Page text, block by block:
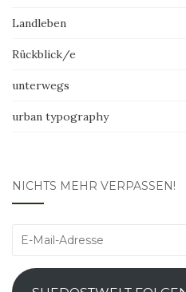
Landleben
Rückblick/e
unterwegs
urban typography
NICHTS MEHR VERPASSEN!
E-
Adresse